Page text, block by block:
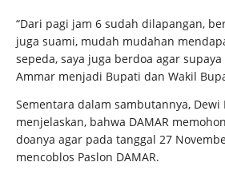
“Dari pagi jam 6 sudah dilapangan,
juga suami, mudah mudahan
sepeda, saya juga berdoa agar
Ammar menjadi Bupati dan Wakil
Sementara dalam sambutannya, Dewi
menjelaskan, bahwa DAMAR
doanya agar pada tanggal 27
mencoblos Paslon DAMAR.